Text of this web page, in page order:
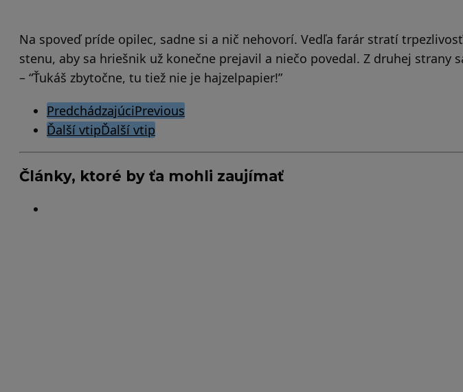
Na spoveď príde opilec, sadne si a nič nehovorí. Vedľa farár stratí
stenu, aby sa hriešnik už konečne prejavil a niečo povedal. Z druhej strany
– “Ťukáš zbytočne, tu tiež nie je hajzelpapier!”
Post
Pagination
PredchádzajúciPrevious
Ďalší vtipĎalší vtip
Články, ktoré by ťa mohli zaujímať